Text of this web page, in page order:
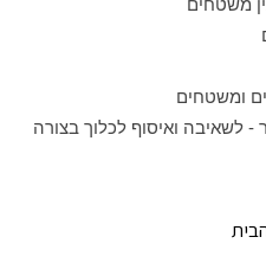
משטחים
ומשטחים
לשאיבה ואיסוף לכלוך בצורה